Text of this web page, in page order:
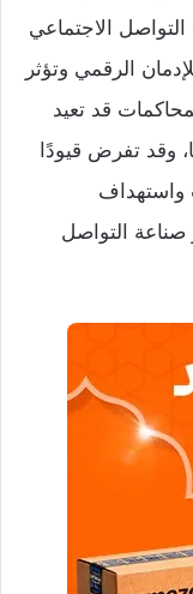
الاجتماعي
الرقمي وتؤثر
قد تعيد
وقد تفرض قيودًا
واستهداف
التواصل